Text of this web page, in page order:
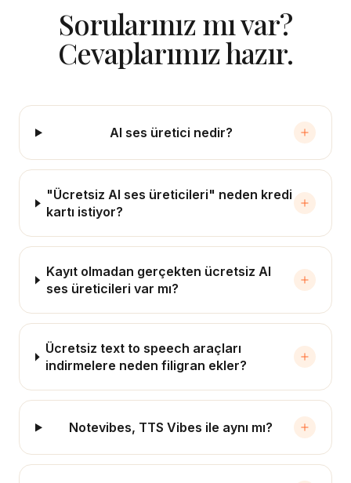
Sorularınız mı var?
Cevaplarımız hazır.
AI ses üretici nedir?
"Ücretsiz AI ses üreticileri" neden kredi
kartı istiyor?
Kayıt olmadan gerçekten ücretsiz AI
ses üreticileri var mı?
Ücretsiz text to speech araçları
indirmelere neden filigran ekler?
Notevibes, TTS Vibes ile aynı mı?